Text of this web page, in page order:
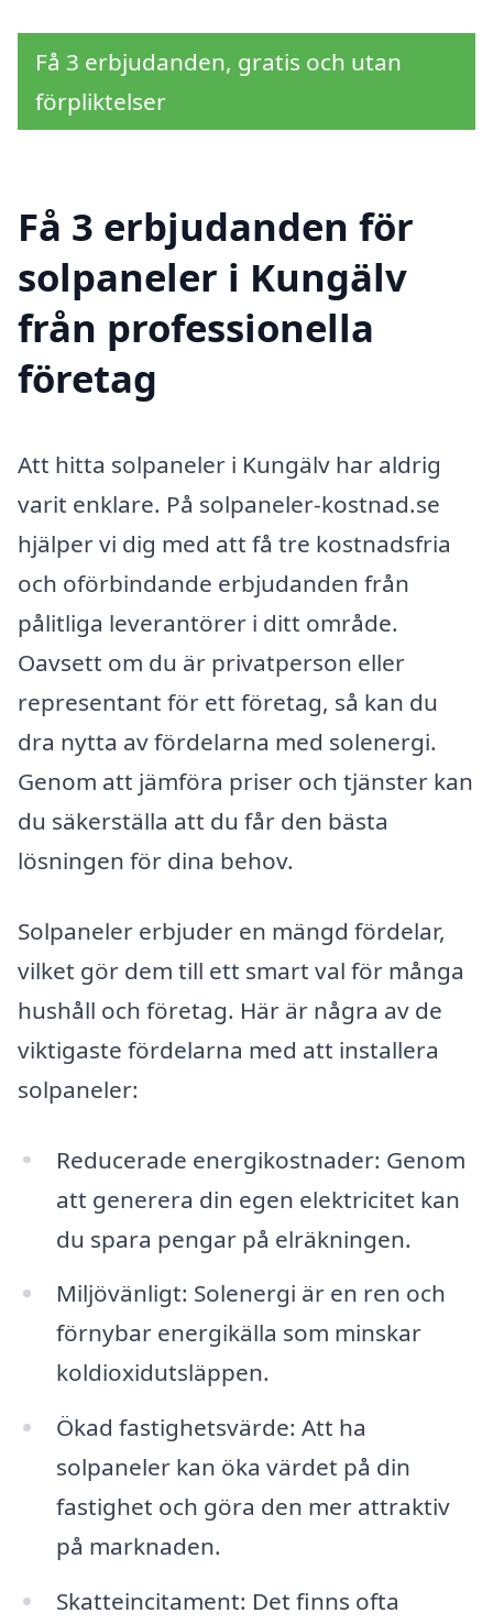
Få 3 erbjudanden, gratis och utan
förpliktelser
Få 3 erbjudanden för
solpaneler i Kungälv
från professionella
företag
Att hitta solpaneler i Kungälv har aldrig
varit enklare. På solpaneler-kostnad.se
hjälper vi dig med att få tre kostnadsfria
och oförbindande erbjudanden från
pålitliga leverantörer i ditt område.
Oavsett om du är privatperson eller
representant för ett företag, så kan du
dra nytta av fördelarna med solenergi.
Genom att jämföra priser och tjänster kan
du säkerställa att du får den bästa
lösningen för dina behov.
Solpaneler erbjuder en mängd fördelar,
vilket gör dem till ett smart val för många
hushåll och företag. Här är några av de
viktigaste fördelarna med att installera
solpaneler:
Reducerade energikostnader: Genom
att generera din egen elektricitet kan
du spara pengar på elräkningen.
Miljövänligt: Solenergi är en ren och
förnybar energikälla som minskar
koldioxidutsläppen.
Ökad fastighetsvärde: Att ha
solpaneler kan öka värdet på din
fastighet och göra den mer attraktiv
på marknaden.
Skatteincitament: Det finns ofta